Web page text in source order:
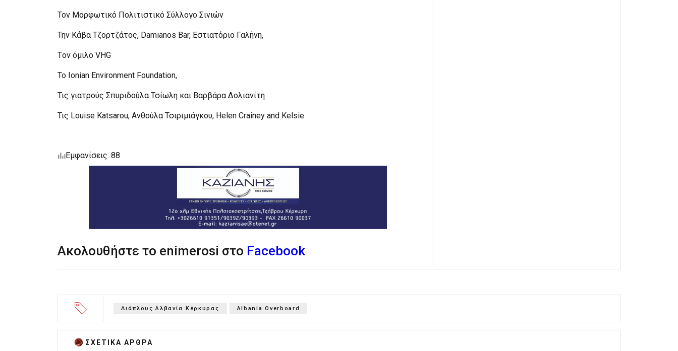
Τον Μορφωτικό Πολιτιστικό Σύλλογο Σινιών
Την Κάβα Τζορτζάτος, Damianos Bar, Εστιατόριο Γαλήνη,
Tον όμιλο VHG
Το Ionian Environment Foundation,
Τις γιατρούς Σπυριδούλα Τσίωλη και Βαρβάρα Δολιανίτη
Τις Louise Katsarou, Ανθούλα Τσιριμιάγκου, Helen Crainey and Kelsie
Εμφανίσεις: 88
Ακολουθήστε το enimerosi στο Facebook
Διάπλους Αλβανία Κέρκυρας Albania Overboard
ΣΧΕΤΙΚA AΡΘΡΑ